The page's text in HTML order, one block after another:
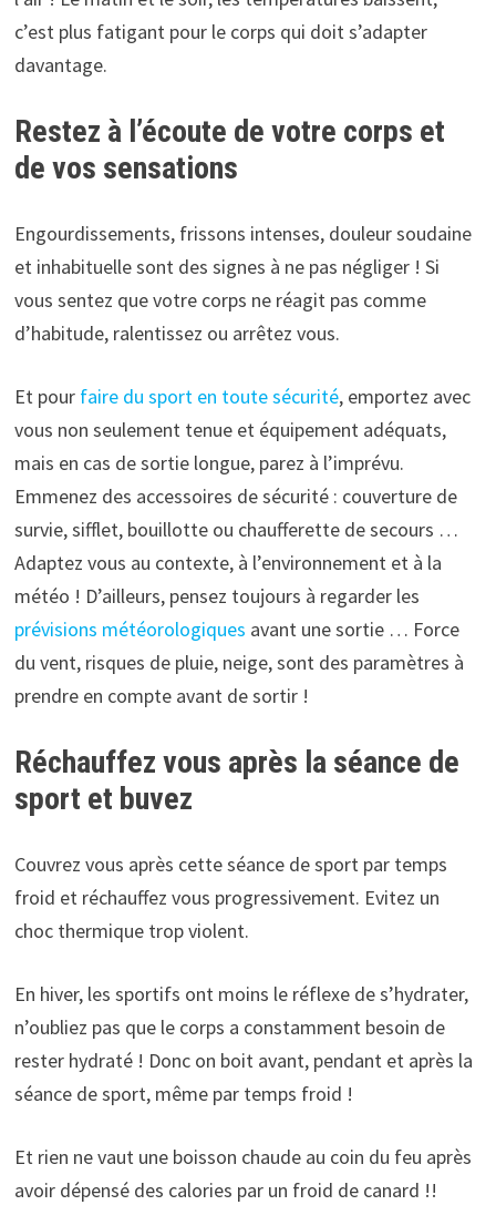
c’est plus fatigant pour le corps qui doit s’adapter
davantage.
Restez à l’écoute de votre corps et
de vos sensations
Engourdissements, frissons intenses, douleur soudaine
et inhabituelle sont des signes à ne pas négliger ! Si
vous sentez que votre corps ne réagit pas comme
d’habitude, ralentissez ou arrêtez vous.
Et pour faire du sport en toute sécurité, emportez avec
vous non seulement tenue et équipement adéquats,
mais en cas de sortie longue, parez à l’imprévu.
Emmenez des accessoires de sécurité : couverture de
survie, sifflet, bouillotte ou chaufferette de secours …
Adaptez vous au contexte, à l’environnement et à la
météo ! D’ailleurs, pensez toujours à regarder les
prévisions météorologiques avant une sortie … Force
du vent, risques de pluie, neige, sont des paramètres à
prendre en compte avant de sortir !
Réchauffez vous après la séance de
sport et buvez
Couvrez vous après cette séance de sport par temps
froid et réchauffez vous progressivement. Evitez un
choc thermique trop violent.
En hiver, les sportifs ont moins le réflexe de s’hydrater,
n’oubliez pas que le corps a constamment besoin de
rester hydraté ! Donc on boit avant, pendant et après la
séance de sport, même par temps froid !
Et rien ne vaut une boisson chaude au coin du feu après
avoir dépensé des calories par un froid de canard !!